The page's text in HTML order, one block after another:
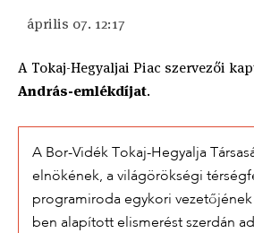
április 07. 12:17
A Tokaj-Hegyaljai Piac szervezői
András-emlékdíjat.
A Bor-Vidék Tokaj-Hegyalja
elnökének, a világörökségi
programiroda egykori vezetőjének
ben alapított elismerést szerdán